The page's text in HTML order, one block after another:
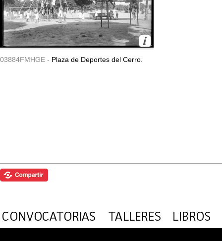
03884FMHGE - Plaza de Deportes del Cerro.